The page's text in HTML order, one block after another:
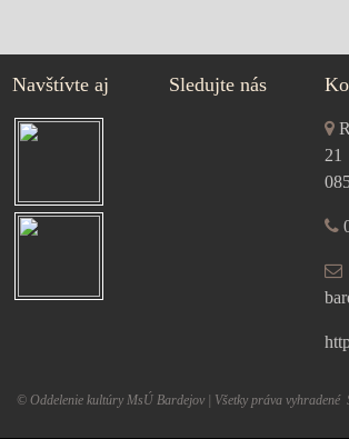
Navštívte aj Sledujte nás
21
© Oddelenie kultúry MsÚ Bardejov | Všetky práva vyhradené